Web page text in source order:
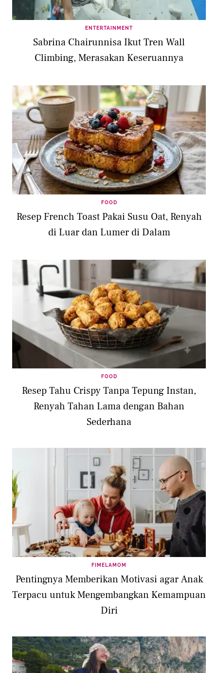
ENTERTAINMENT
Sabrina Chairunnisa Ikut Tren Wall
Climbing, Merasakan Keseruannya
FOOD
Resep French Toast Pakai Susu Oat, Renyah
di Luar dan Lumer di Dalam
FOOD
Resep Tahu Crispy Tanpa Tepung Instan,
Renyah Tahan Lama dengan Bahan
Sederhana
FIMELAMOM
Pentingnya Memberikan Motivasi agar Anak
Terpacu untuk Mengembangkan Kemampuan
Diri